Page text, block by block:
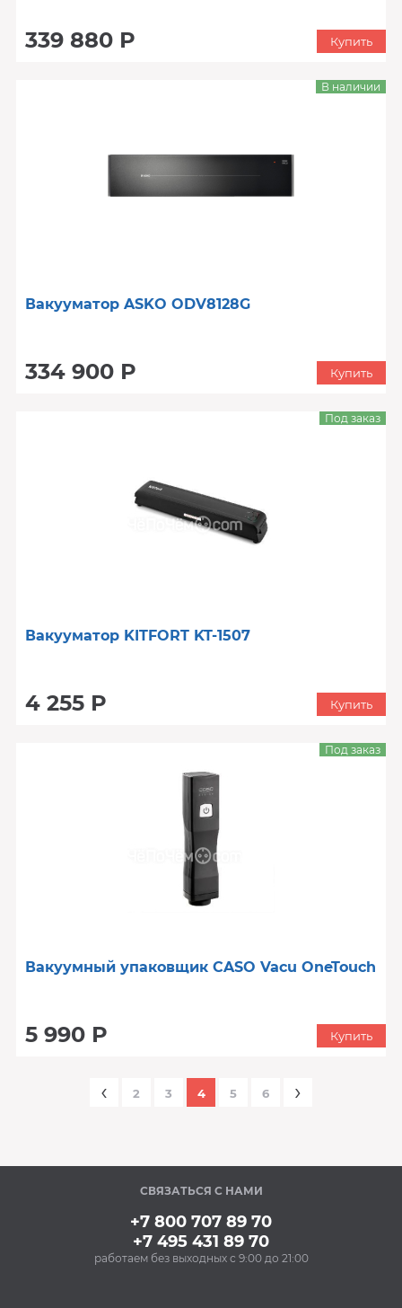
339 880 Р Купить
Вакууматор ASKO ODV8128G
334 900 Р
В наличии
Купить
Вакууматор KITFORT KT-1507
4 255 Р
Под заказ
Купить
Вакуумный упаковщик CASO Vacu OneTouch
5 990 Р
Под заказ
Купить
‹ 2 3 4 5 6 ›
СВЯЗАТЬСЯ С НАМИ
+7 800 707 89 70
+7 495 431 89 70
работаем без выходных с 9:00 до 21:00